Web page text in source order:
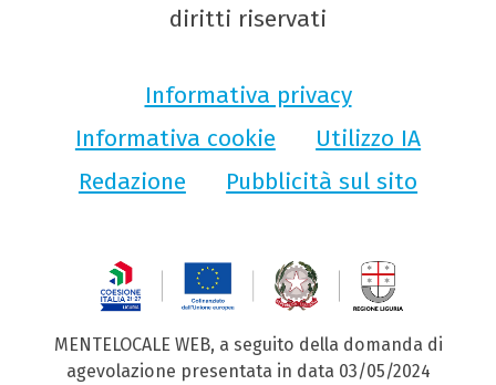
diritti riservati
Informativa privacy
Informativa cookie
Utilizzo IA
Redazione
Pubblicità sul sito
MENTELOCALE WEB, a seguito della domanda di
agevolazione presentata in data 03/05/2024